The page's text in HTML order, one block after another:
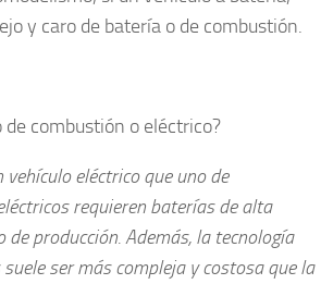
y caro de batería o de combustión.
combustión o eléctrico?
eléctrico que uno de
requieren baterías de alta
producción. Además, la tecnología
ser más compleja y costosa que la